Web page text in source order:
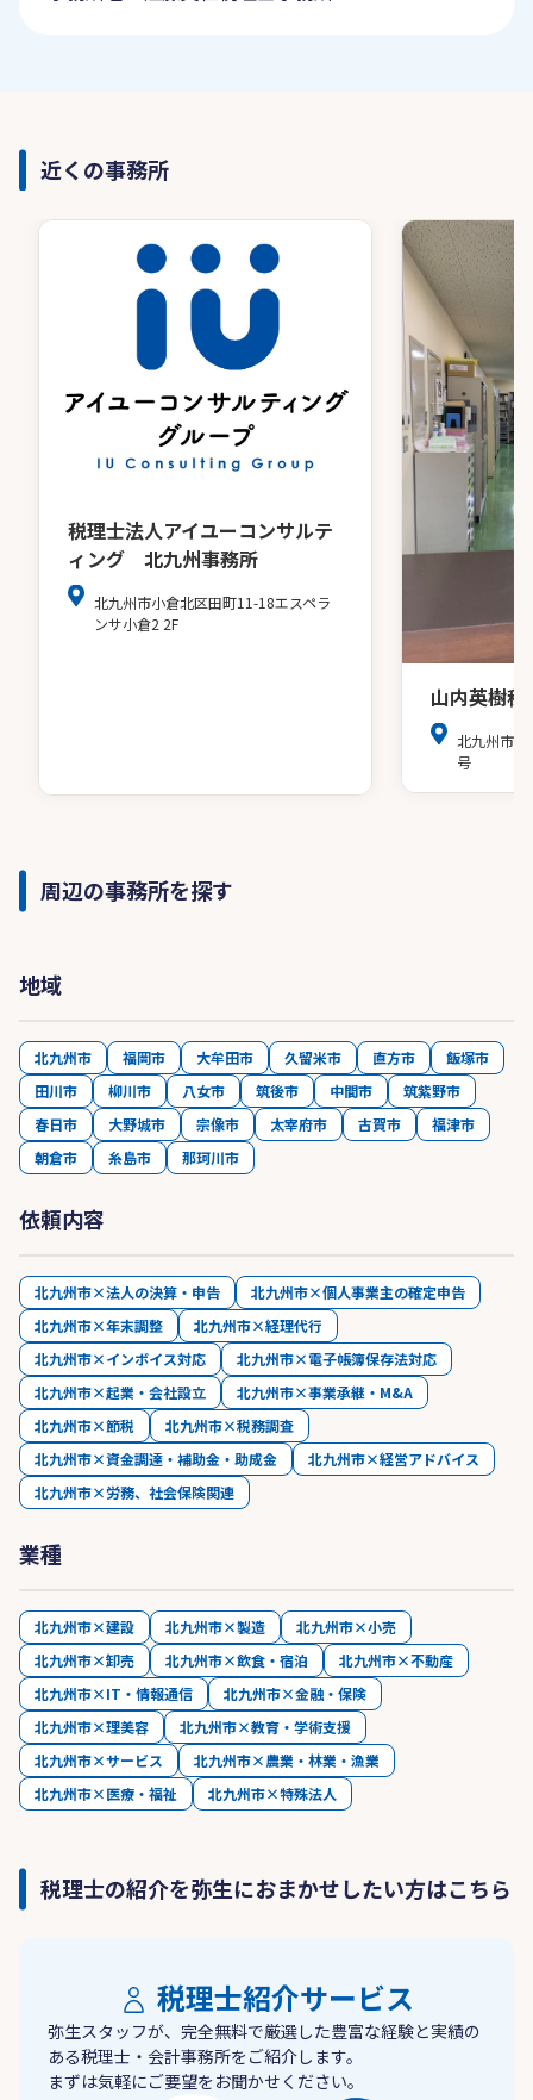
近くの事務所
税理士法人アイユーコンサルテ
ィング 北九州事務所
北九州市小倉北区田町11-18エスペラ
ンサ小倉2 2F
山内英樹
北九州市小
号
周辺の事務所を探す
地域
北九州市 福岡市 大牟田市 久留米市 直方市
飯塚市
田川市
柳川市 八女市 筑後市 中間市
筑紫野市
春日市
大野城市 宗像市 太宰府市 古賀市
福津市
朝倉市
糸島市 那珂川市
依頼内容
北九州市×法人の決算・申告
北九州市×個人事業主の確定申告
北九州市×年末調整
北九州市×経理代行
北九州市×インボイス対応
北九州市×電子帳簿保存法対応
北九州市×起業・会社設立
北九州市×事業承継・M&A
北九州市×節税
北九州市×税務調査
北九州市×資金調達・補助金・助成金
北九州市×経営アドバイス
北九州市×労務、社会保険関連
業種
北九州市×建設 北九州市×製造
北九州市×小売
北九州市×卸売
北九州市×飲食・宿泊
北九州市×不動産
北九州市×IT・情報通信
北九州市×金融・保険
北九州市×理美容
北九州市×教育・学術支援
北九州市×サービス
北九州市×農業・林業・漁業
北九州市×医療・福祉
北九州市×特殊法人
税理士の紹介を弥生におまかせしたい方はこちら
税理士紹介サービス
弥生スタッフが、完全無料で厳選した豊富な経験と実績の
ある税理士・会計事務所をご紹介します。
まずは気軽にご要望をお聞かせください。